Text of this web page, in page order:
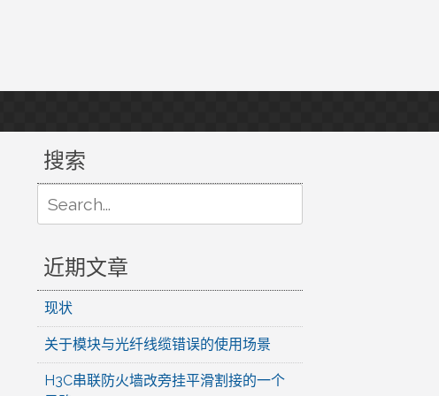
搜索
for:
近期文章
现状
关于模块与光纤线缆错误的使用场景
H3C串联防火墙改旁挂平滑割接的一个